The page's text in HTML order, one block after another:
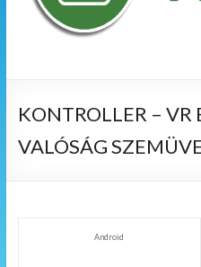
KONTROLLER – VR
VALÓSÁG
Android